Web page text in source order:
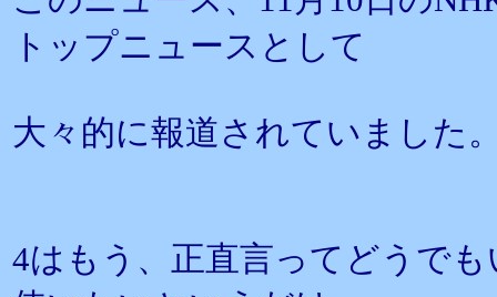
トップニュースとして
大々的に報道されていました
4はもう、正直言ってどうで